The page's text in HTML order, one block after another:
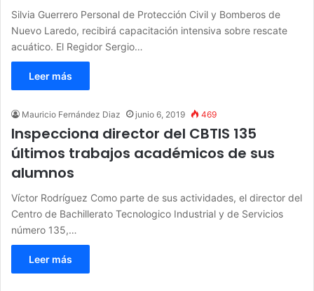
Silvia Guerrero Personal de Protección Civil y Bomberos de
Nuevo Laredo, recibirá capacitación intensiva sobre rescate
acuático. El Regidor Sergio…
Leer más
Mauricio Fernández Diaz junio 6, 2019 469
Inspecciona director del CBTIS 135
últimos trabajos académicos de sus
alumnos
Víctor Rodríguez Como parte de sus actividades, el director del
Centro de Bachillerato Tecnologico Industrial y de Servicios
número 135,…
Leer más